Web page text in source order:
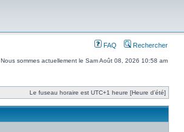
FAQ Rechercher
Nous sommes actuellement le Sam Août 08, 2026 10:58 am
Le fuseau horaire est UTC+1 heure [Heure d’été]